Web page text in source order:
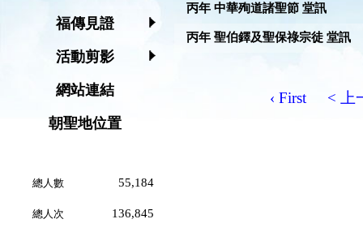
福傳見證
活動剪影
網站連結
朝聖地位置
總人數 55,184
總人次 136,845
丙年 中華殉道諸聖節 堂訊
丙年 聖伯鐸及聖保祿宗徒 堂訊
‹ First < 上